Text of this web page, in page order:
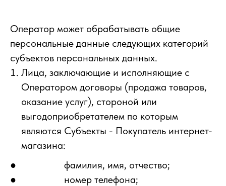
Оператор может обрабатывать общие
персональные данные следующих категорий
субъектов персональных данных.
Лица, заключающие и исполняющие с
Оператором договоры (продажа товаров,
оказание услуг), стороной или
выгодоприобретателем по которым
являются Субъекты - Покупатель интернет-
магазина:
● фамилия, имя, отчество;
● номер телефона;